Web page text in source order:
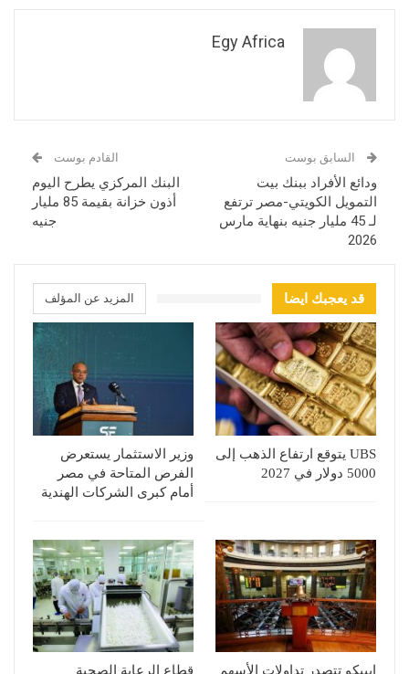
Egy Africa
السابق بوست
ودائع الأفراد ببنك بيت
التمويل الكويتي-مصر ترتفع
لـ 45 مليار جنيه بنهاية مارس
2026
القادم بوست
البنك المركزي يطرح اليوم
أذون خزانة بقيمة 85 مليار
جنيه
قد يعجبك ايضا المزيد عن المؤلف
UBS يتوقع ارتفاع الذهب إلى
5000 دولار في 2027
وزير الاستثمار يستعرض
الفرص المتاحة في مصر
أمام كبرى الشركات الهندية
إيبيكو تتصدر تداولات الأسهم قطاع الرعاية الصحية